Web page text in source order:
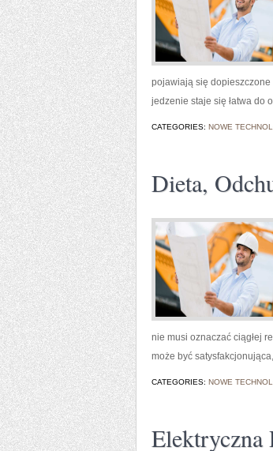
pojawiają się dopieszczone
jedzenie staje się łatwa do
CATEGORIES: NOWE
Dieta,
nie musi oznaczać ciągłej
może być
CATEGORIES: NOWE
Elektryczna